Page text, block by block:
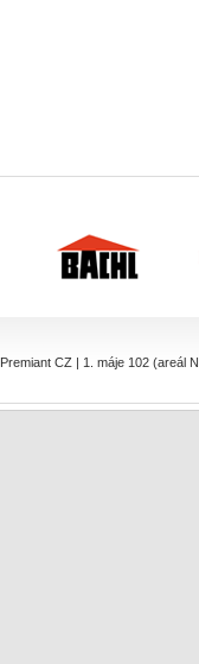
Premiant CZ | 1. máje 102 (areál